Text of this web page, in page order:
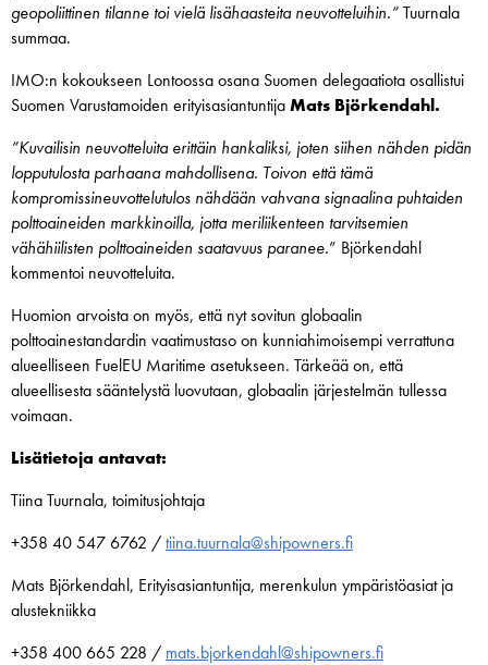
geopoliittinen tilanne toi vielä lisähaasteita neuvotteluihin.”Tuurnala
summaa.
IMO:n kokoukseen Lontoossa osana Suomen delegaatiota osallistui
Suomen Varustamoiden erityisasiantuntijaMats Björkendahl.
”Kuvailisin neuvotteluita erittäin hankaliksi, joten siihen nähden pidän
lopputulosta parhaana mahdollisena. Toivon että tämä
kompromissineuvottelutulos nähdään vahvana signaalina puhtaiden
polttoaineiden markkinoilla, jotta meriliikenteen tarvitsemien
vähähiilisten polttoaineiden saatavuus paranee.” Björkendahl
kommentoi neuvotteluita.
Huomion arvoista on myös, että nyt sovitun globaalin
polttoainestandardin vaatimustaso on kunniahimoisempi verrattuna
alueelliseen FuelEU Maritime asetukseen. Tärkeää on, että
alueellisesta sääntelystä luovutaan, globaalin järjestelmän tullessa
voimaan.
Lisätietoja antavat:
Tiina Tuurnala, toimitusjohtaja
+358 40 547 6762 /tiina.tuurnala@shipowners.fi
Mats Björkendahl, Erityisasiantuntija, merenkulun ympäristöasiat ja
alustekniikka
+358 400 665 228 / mats.bjorkendahl@shipowners.fi